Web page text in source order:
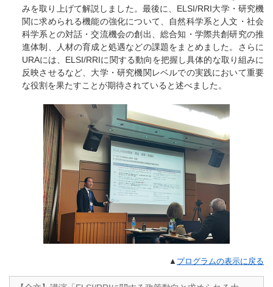
みを取り上げて解説しました。最後に、ELSI/RRI大学・研究機
関に求められる機能の強化について、自然科学系と人文・社会
科学系との対話・交流機会の創出、総合知・学際共創研究の推
進体制、人材の育成と処遇などの課題をまとめました。さらに
URAには、ELSI/RRIに関する動向を把握し具体的な取り組みに
反映させるなど、大学・研究機関レベルでの実践において重要
な役割を果たすことが期待されていると述べました。
▲ プログラムの表示に戻る